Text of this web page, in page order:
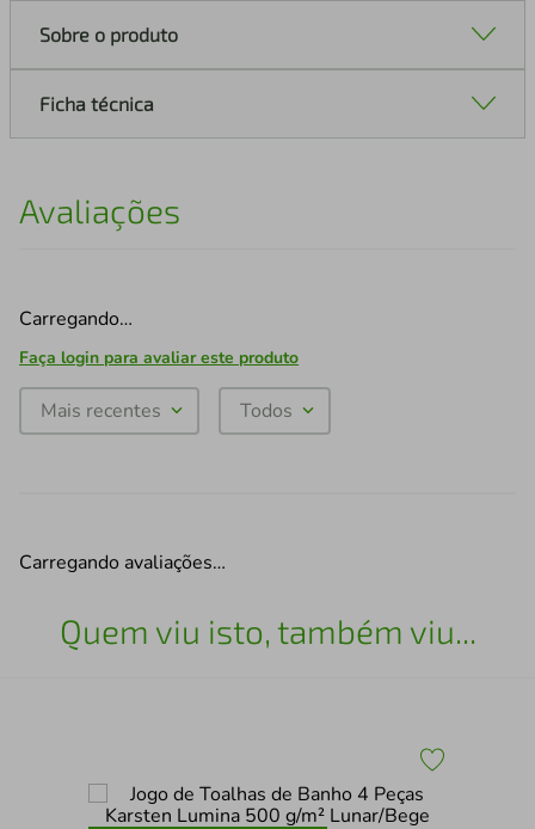
Sobre o produto
Ficha técnica
Avaliações
Carregando…
Faça login para avaliar este produto
Mais recentes Todos
Carregando avaliações…
Quem viu isto, também viu...